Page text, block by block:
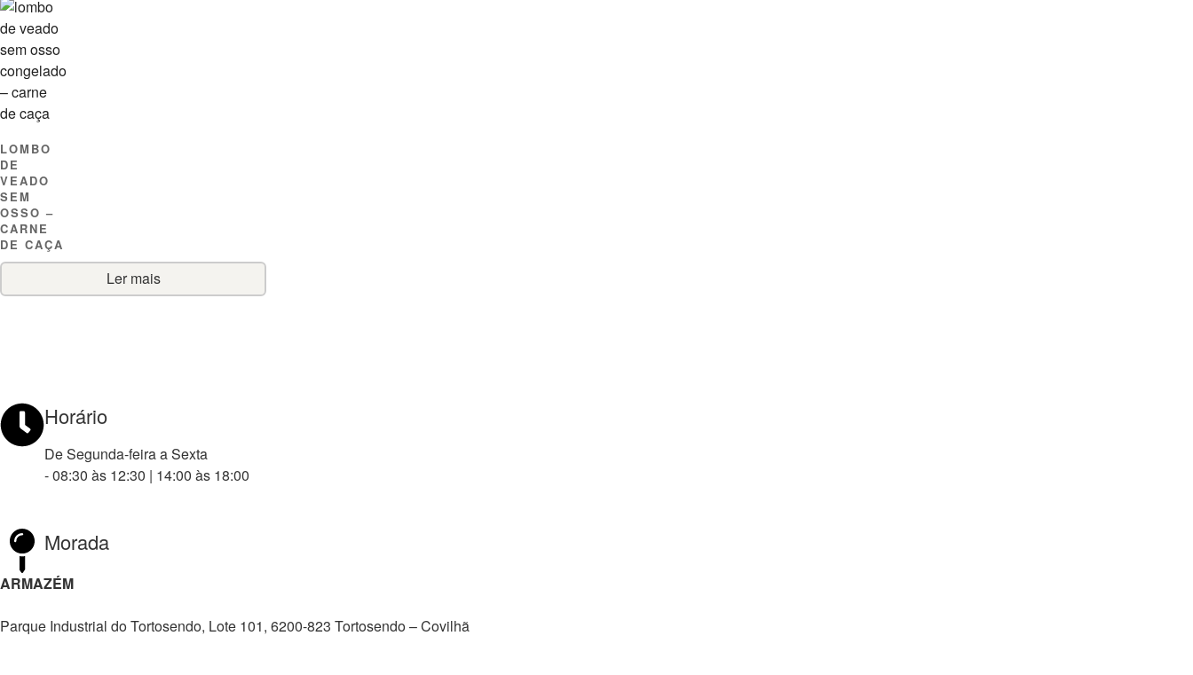
LOMBO
DE
VEADO
SEM
OSSO –
CARNE
DE CAÇA
Ler mais
Horário
De Segunda-feira a Sexta
- 08:30 às 12:30 | 14:00 às 18:00
Morada
ARMAZÉM
Parque Industrial do Tortosendo, Lote 101, 6200-823 Tortosendo – Covilhã